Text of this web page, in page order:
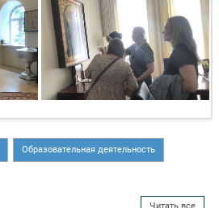
Образовательная деятельность